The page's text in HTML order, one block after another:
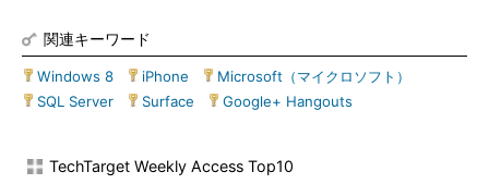
関連キーワード
Windows 8 iPhone Microsoft（マイクロソフト）
SQL Server
Surface Google+ Hangouts
TechTarget Weekly Access Top10